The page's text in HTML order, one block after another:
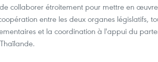
collaborer étroitement pour mettre en œuvre
entre les deux organes législatifs,
et la coordination à l'appui du